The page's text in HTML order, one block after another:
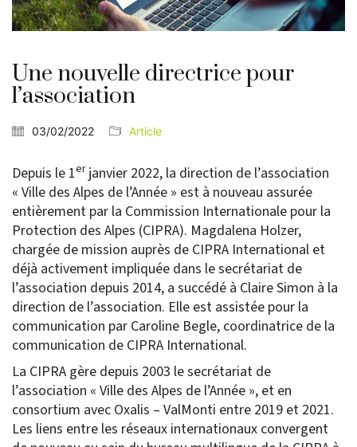
Une nouvelle directrice pour
l’association
03/02/2022 Article
Depuis le 1erjanvier 2022, la direction de l’association
« Ville des Alpes de l’Année » est à nouveau assurée
entièrement par la Commission Internationale pour la
Protection des Alpes (CIPRA). Magdalena Holzer,
chargée de mission auprès de CIPRA International et
déjà activement impliquée dans le secrétariat de
l’association depuis 2014, a succédé à Claire Simon à la
direction de l’association. Elle est assistée pour la
communication par Caroline Begle, coordinatrice de la
communication de CIPRA International.
La CIPRA gère depuis 2003 le secrétariat de
l’association « Ville des Alpes de l’Année », et en
consortium avec Oxalis – ValMonti entre 2019 et 2021.
Les liens entre les réseaux internationaux convergent